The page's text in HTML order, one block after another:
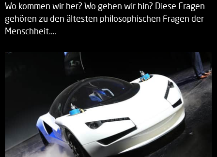
Wo kommen wir her? Wo gehen wir hin? Diese Fragen
gehören zu den ältesten philosophischen Fragen der
Menschheit.…